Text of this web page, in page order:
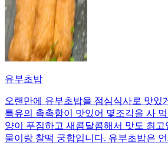
유부초밥
오랜만에 유부초밥을 점심식사로 맛있
특유의 촉촉함이 맛있어 몇조각을 사
양이 푸짐하고 새콤달콤해서 맛도 최
물이랑 찰떡 궁합입니다. 유부초밥은